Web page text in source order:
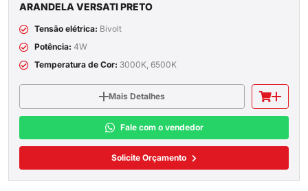
ARANDELA VERSATI PRETO
Tensão elétrica: Bivolt
Potência: 4W
Temperatura de Cor: 3000K, 6500K
Mais Detalhes
Fale com o vendedor
Solicite Orçamento